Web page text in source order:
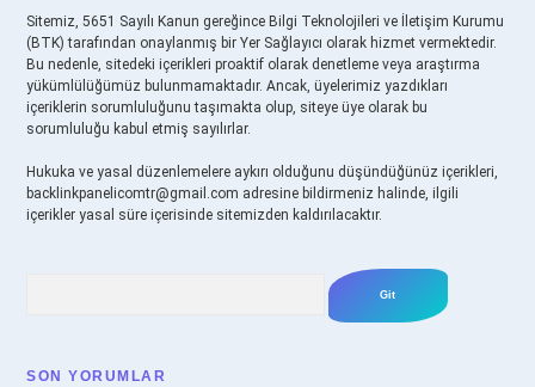
Sitemiz, 5651 Sayılı Kanun gereğince Bilgi Teknolojileri ve İletişim Kurumu
(BTK) tarafından onaylanmış bir Yer Sağlayıcı olarak hizmet vermektedir.
Bu nedenle, sitedeki içerikleri proaktif olarak denetleme veya araştırma
yükümlülüğümüz bulunmamaktadır. Ancak, üyelerimiz yazdıkları
içeriklerin sorumluluğunu taşımakta olup, siteye üye olarak bu
sorumluluğu kabul etmiş sayılırlar.
Hukuka ve yasal düzenlemelere aykırı olduğunu düşündüğünüz içerikleri,
backlinkpanelicomtr@gmail.com adresine bildirmeniz halinde, ilgili
içerikler yasal süre içerisinde sitemizden kaldırılacaktır.
SON YORUMLAR